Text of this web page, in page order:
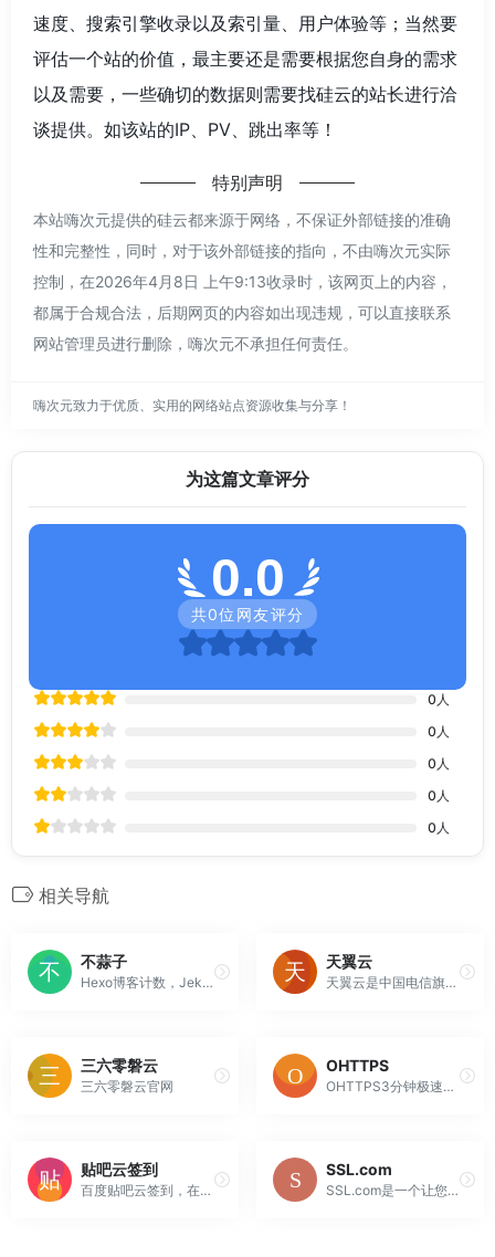
速度、搜索引擎收录以及索引量、用户体验等；当然要
评估一个站的价值，最主要还是需要根据您自身的需求
以及需要，一些确切的数据则需要找硅云的站长进行洽
谈提供。如该站的IP、PV、跳出率等！
特别声明
本站嗨次元提供的硅云都来源于网络，不保证外部链接的准确
性和完整性，同时，对于该外部链接的指向，不由嗨次元实际
控制，在2026年4月8日 上午9:13收录时，该网页上的内容，
都属于合规合法，后期网页的内容如出现违规，可以直接联系
网站管理员进行删除，嗨次元不承担任何责任。
嗨次元致力于优质、实用的网络站点资源收集与分享！
为这篇文章评分
0.0
共0位网友评分
0 人
0 人
0 人
0 人
0 人
相关导航
不蒜子
Hexo博客计数，Jekyll博客计数器，Octopress访问统计，GitHubPages博客访问量统计，静态网站计数，静态博客计数，网站计数器，网站计数插件，博客计数器，WordPress计数插件,DedeCMS计数插件,Z-Blog计数器插件,Joomla计数器,emlog计数器,MediaW...
天翼云
天翼云是中国电信旗下一家科技型、平台型、服务型公司，以quot;云网融合、安全可信、专享定制quot;三大优势向客户提供公有云、私有云、专属云、混合云、边缘云、全栈云服务，满足政府及企业数字化转型需求。
三六零磐云
三六零磐云官网
OHTTPS
OHTTPS3分钟极速申请免费的HTTPS证书(SSL证书)，支持申请单域名证书、多域名证书、通配符证书以及IP证书，并提供证书自动化到期提醒、证书自动化更新、证书自动化部署、站点证书自动化监控等服务，证书可自动部署至：宝塔面板、群晖NAS、云服务、Docker容器、Nginx、Openresty、...
贴吧云签到
百度贴吧云签到，在服务器上配置好就无需进行任何操作便可以实现贴吧的全自动签到。配合插件使用还可实现云灌水、点赞、封禁、删帖、审查等功能。Git代码库 https://github.com/MoeNetwork/Tieba-Cloud-Sign
SSL.com
SSL.com是一个让您为网站购买SSL证书的网站。它是一家顶级证书颁发机构，为不同规模的企业提供大量证书。SSL.com提供不同价位的域名验证、组织验证和扩展验证计划。还提供通配符和多域名SSL证书。亮点：免费网站封条、适用于99%的浏览器、挂锁符号、24/7支持、免费补发证书开始使用SSL...